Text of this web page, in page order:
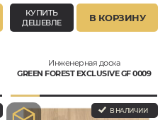
КУПИТЬ
ДЕШЕВЛЕ
В КОРЗИНУ
Инженерная доска
GREEN FOREST EXCLUSIVE GF 0009
В НАЛИЧИИ